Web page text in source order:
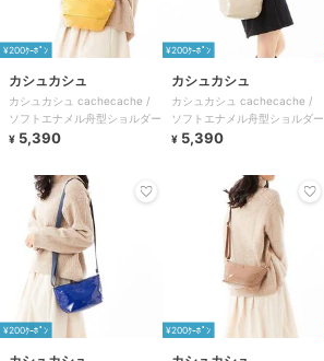
¥200ｸｰﾎﾟﾝ
カシュカシュ
カシュカシュ cachecache /
ソフトエナメル舟型ショルダー
¥ 5,390
¥200ｸｰﾎﾟﾝ
カシュカシュ
カシュカシュ cachecache /
ソフトエナメル舟型ショルダー
¥ 5,390
¥200ｸｰﾎﾟﾝ ¥200ｸｰﾎﾟﾝ